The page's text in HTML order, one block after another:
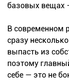
базовых вещах
В современном
сразу
выпасть из
поэтому
себе — это не